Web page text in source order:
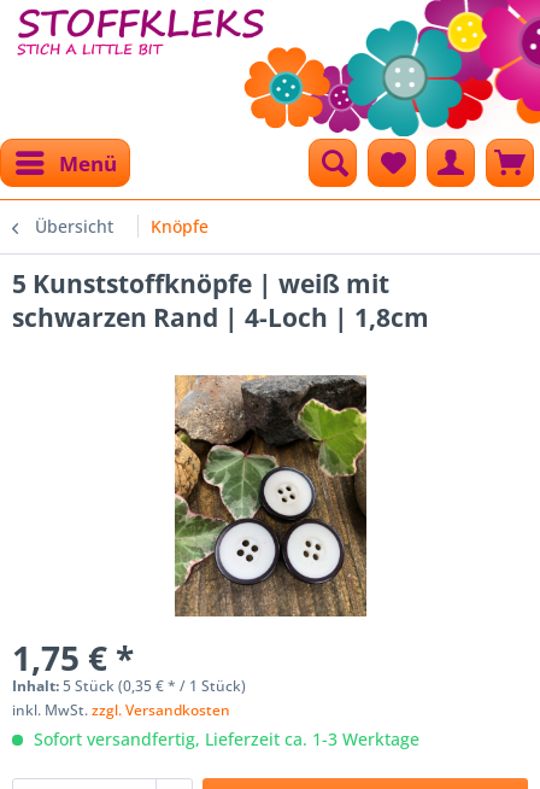
Menü
Übersicht Knöpfe
5 Kunststoffknöpfe | weiß mit
schwarzen Rand | 4-Loch | 1,8cm
1,75 € *
Inhalt:5 Stück (0,35 € * / 1 Stück)
inkl. MwSt.zzgl. Versandkosten
Sofort versandfertig, Lieferzeit ca. 1-3 Werktage